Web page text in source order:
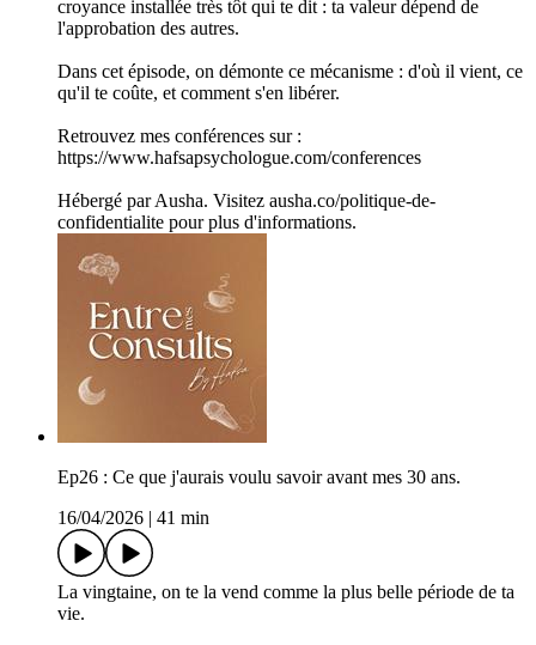
croyance installée très tôt qui te dit : ta valeur dépend de
l'approbation des autres.
Dans cet épisode, on démonte ce mécanisme : d'où il vient, ce
qu'il te coûte, et comment s'en libérer.
Retrouvez mes conférences sur :
https://www.hafsapsychologue.com/conferences
Hébergé par Ausha. Visitez ausha.co/politique-de-
confidentialite pour plus d'informations.
Ep26 : Ce que j'aurais voulu savoir avant mes 30 ans.
16/04/2026
41 min
La vingtaine, on te la vend comme la plus belle période de ta
vie.